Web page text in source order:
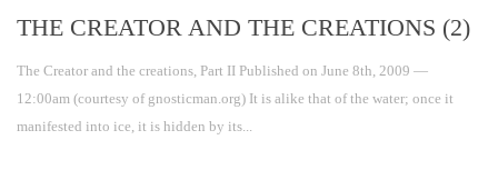
THE CREATOR AND THE CREATIONS (2)
The Creator and the creations, Part II Published on June 8th, 2009 —
12:00am (courtesy of gnosticman.org) It is alike that of the water; once it
manifested into ice, it is hidden by its...